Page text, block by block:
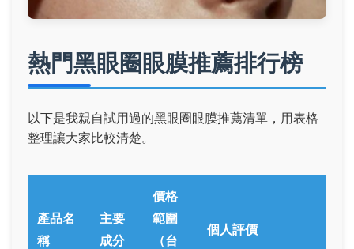
熱門黑眼圈眼膜推薦排行榜
以下是我親自試用過的黑眼圈眼膜推薦清單，用表格
整理讓大家比較清楚。
產品名
稱
主要
成分
價格
範圍
（台
個人評價